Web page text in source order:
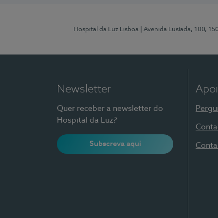
Hospital da Luz Lisboa | Avenida Lusíada, 100,
Newsletter
Quer receber a newsletter do
Hospital da Luz?
Subscreva aqui